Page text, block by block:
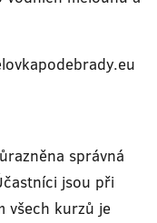
správná
jsou při
všech kurzů je